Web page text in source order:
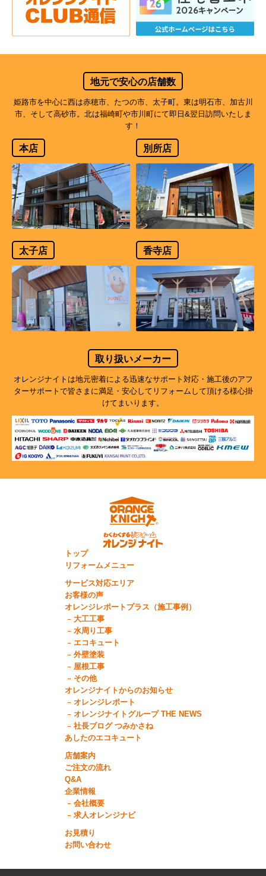
地元で安心の店舗数
姫路市を中心に西は赤穂市、たつの市、太子町。東は明石市、加古川
市、そして高砂市。北は福崎町や市川町にて即日&翌日訪問いたしま
す！
本店 別所店
太子店 香寺店
取り扱いメーカー
オレンジナイトは地元密着による迅速なサポート対応・施工後のアフ
ターサポートで皆さまに満足・安心してリフォームして頂ける様心掛
けてまいります。
トップ
リフォームメニュー
サービス対応エリア
お客様の声
オレンジレポートプラス（施工事例）
大工工事
水周り工事
エコキュート
外壁塗装
屋根工事
その他
オレンジナイトからのお知らせ
オレンジレポート
オレンジナイトグループ THE NEWS
社長ブログ つみかさね
あしたのエコキュート
店舗案内
ご注文の流れ
Q&A
企業情報
会社概要
求人オレンジナビ
お見積り
お問い合わせ